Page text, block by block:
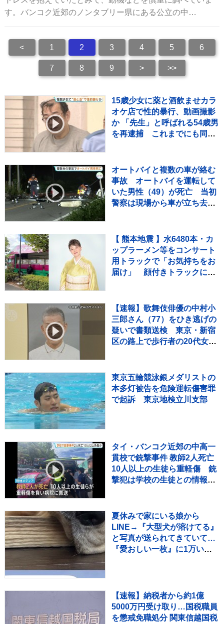
す。バンコク近郊のノンタブリー県にある公立の中…
< 1 2 3 4 5 6
7 8 9 > >>
15歳少女に薬と酒飲ませカラ
オケ店で性的暴行、動画撮影
か 「先生」と呼ばれる54歳男
を再逮捕 これまでにも同様
オートバイと複数の車が絡む
事故 オートバイを運転して
いた男性（49）が死亡 当初
警察は現場から車が立ち去っ
【 熊本地震 】水6480本・カ
ップラーメン等をコンサート
用トラックで「お気持ちをお
届け」 顔付きトラックにた
【速報】歌舞伎俳優の中村小
三郎さん（77）をひき逃げの
疑いで書類送検 東京・新宿
区の路上で歩行者の20代女性
東京五輪競泳銀メダリストの
本多灯被告を危険運転傷害罪
で起訴 東京地検立川支部
タイ・バンコク近郊の中高一
貫校で銃撃事件 教師2人死亡
10人以上の生徒ら重軽傷 銃
撃犯は学校の生徒との情報、
夏休みで家にいる娘から
LINE→『大型犬が溶けてる』
と写真が送られてきていて…
『愛おしい一枚』に1万いい
【速報】納税者から約1億
5000万円受け取り…国税職員
を懲戒免職処分 関東信越国税